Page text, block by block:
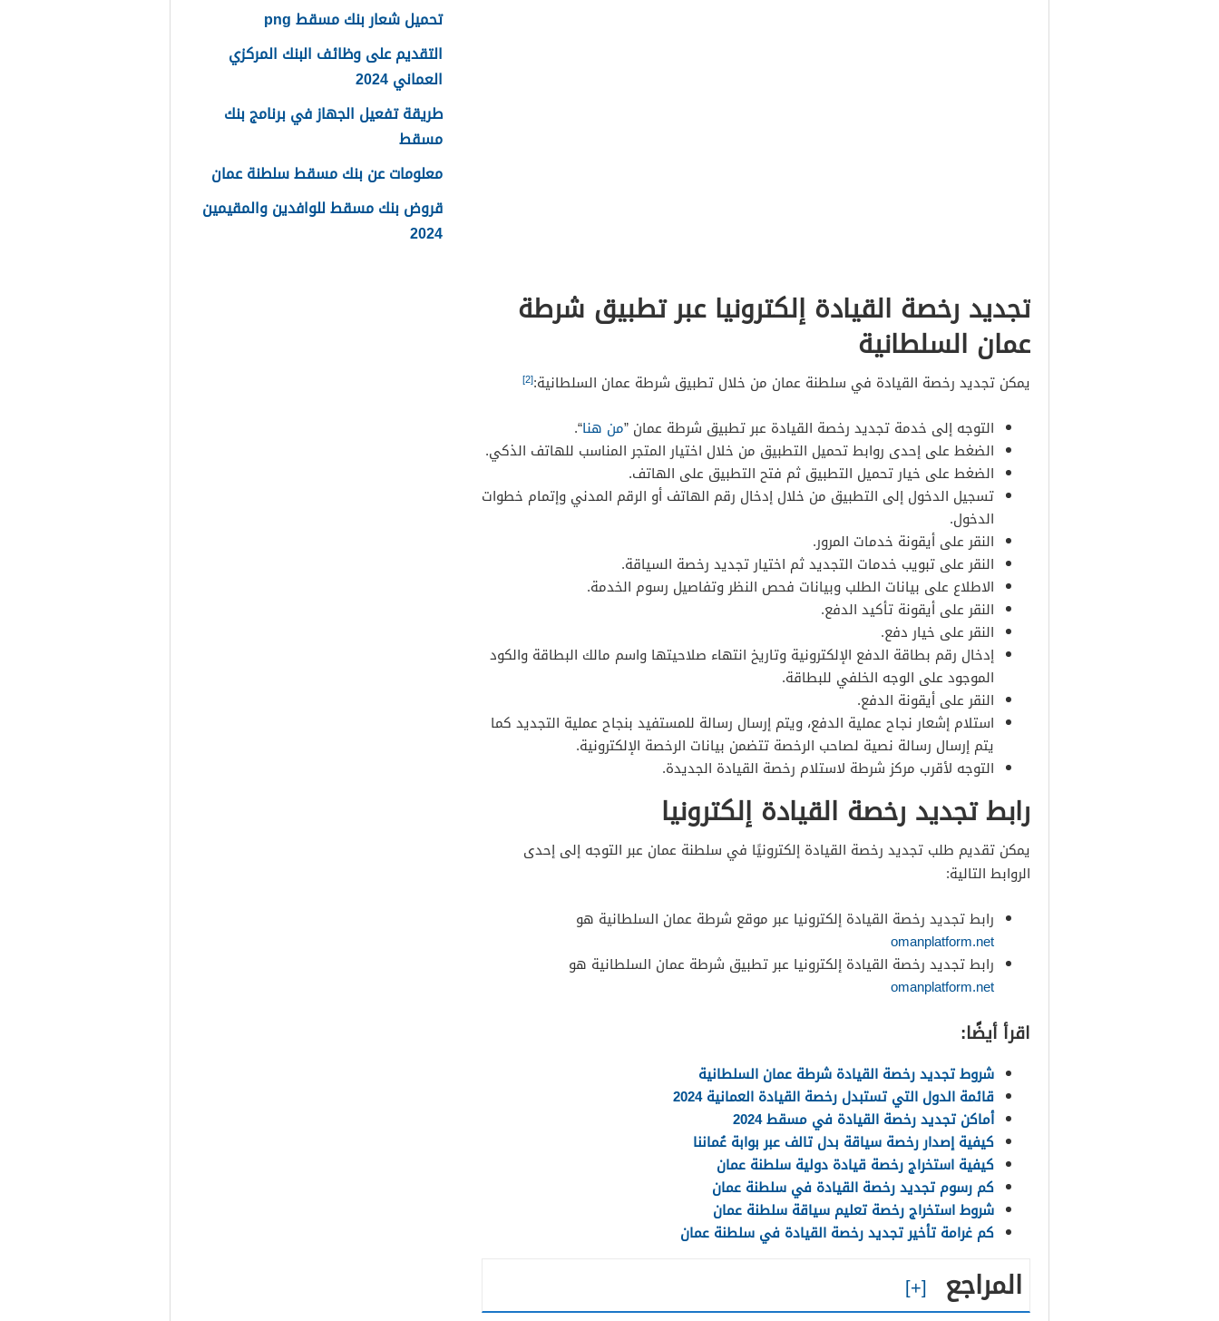
تجديد رخصة القيادة إلكترونيا عبر تطبيق شرطة
عمان السلطانية
يمكن تجديد رخصة القيادة في سلطنة عمان من خلال تطبيق شرطة عمان السلطانية:[2]
التوجه إلى خدمة تجديد رخصة القيادة عبر تطبيق شرطة عمان ‏”من هنا“.
الضغط على إحدى روابط تحميل التطبيق من خلال اختيار المتجر المناسب للهاتف الذكي.
الضغط على خيار تحميل التطبيق ثم فتح التطبيق على الهاتف.
تسجيل الدخول إلى التطبيق من خلال إدخال رقم الهاتف أو الرقم المدني وإتمام خطوات
الدخول.
النقر على أيقونة خدمات المرور.
النقر على تبويب خدمات التجديد ثم اختيار تجديد رخصة السياقة.
الاطلاع على بيانات الطلب وبيانات فحص النظر وتفاصيل رسوم الخدمة.
النقر على أيقونة تأكيد الدفع.
النقر على خيار دفع.
إدخال رقم بطاقة الدفع الإلكترونية وتاريخ انتهاء صلاحيتها واسم مالك البطاقة والكود
الموجود على الوجه الخلفي للبطاقة.
النقر على أيقونة الدفع.
استلام إشعار نجاح عملية الدفع، ويتم إرسال رسالة للمستفيد بنجاح عملية التجديد كما
يتم إرسال رسالة نصية لصاحب الرخصة تتضمن بيانات الرخصة الإلكترونية.
التوجه لأقرب مركز شرطة لاستلام رخصة القيادة الجديدة.
رابط تجديد رخصة القيادة إلكترونيا
يمكن تقديم طلب تجديد رخصة القيادة إلكترونيًا في سلطنة عمان عبر التوجه إلى إحدى
الروابط التالية:
رابط تجديد رخصة القيادة إلكترونيا عبر موقع شرطة عمان السلطانية هو
omanplatform.net
رابط تجديد رخصة القيادة إلكترونيا عبر تطبيق شرطة عمان السلطانية هو
omanplatform.net
اقرأ أيضًا:
شروط تجديد رخصة القيادة شرطة عمان السلطانية
قائمة الدول التي تستبدل رخصة القيادة العمانية 2024
أماكن تجديد رخصة القيادة في مسقط 2024
كيفية إصدار رخصة سياقة بدل تالف عبر بوابة عُماننا
كيفية استخراج رخصة قيادة دولية سلطنة عمان
كم رسوم تجديد رخصة القيادة في سلطنة عمان
شروط استخراج رخصة تعليم سياقة سلطنة عمان
كم غرامة تأخير تجديد رخصة القيادة في سلطنة عمان
المراجع
تحميل شعار بنك مسقط png
التقديم على وظائف البنك المركزي
العماني 2024
طريقة تفعيل الجهاز في برنامج بنك
مسقط
معلومات عن بنك مسقط سلطنة عمان
قروض بنك مسقط للوافدين والمقيمين
2024